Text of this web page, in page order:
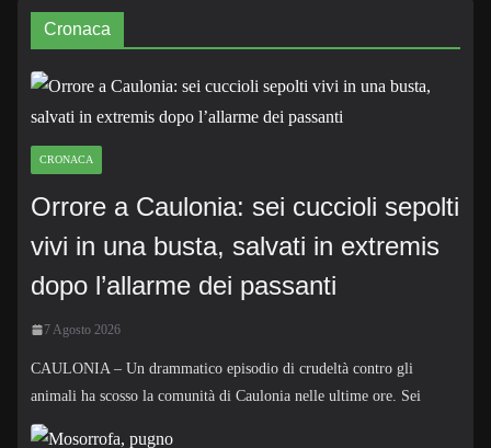
Cronaca
CRONACA
Orrore a Caulonia: sei cuccioli sepolti
vivi in una busta, salvati in extremis
dopo l’allarme dei passanti
7 Agosto 2026
CAULONIA – Un drammatico episodio di crudeltà contro gli
animali ha scosso la comunità di Caulonia nelle ultime ore. Sei